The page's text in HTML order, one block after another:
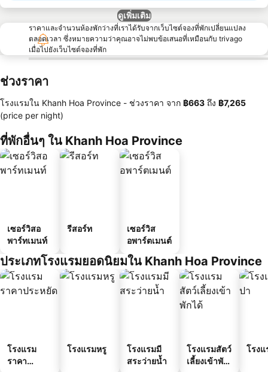
ดูเพิ่มเติม
ราคาและจำนวนห้องพักว่างที่เราได้รับจากเว็บไซต์จองที่พักเปลี่ยนแปลง
ตลอดเวลา ซึ่งหมายความว่าคุณอาจไม่พบข้อเสนอที่เหมือนกับ trivago
เมื่อไปยังเว็บไซต์จองที่พัก
ช่วงราคา
โรงแรมใน Khanh Hoa Province - ช่วงราคา จาก ‎฿663 ถึง ‎฿7,265
(price per night)
ที่พักอื่นๆ ใน Khanh Hoa Province
เซอร์วิสอ
พาร์ทเมนท์
รีสอร์ท
เซอร์วิส
อพาร์ตเมนต์
ประเภทโรงแรมยอดนิยมใน Khanh Hoa Province
โรงแรม
ราคา
โรงแรมหรู
โรงแรมมี
สระว่ายน้ำ
โรงแรมสัตว์
เลี้ยงเข้าพัก
โรง